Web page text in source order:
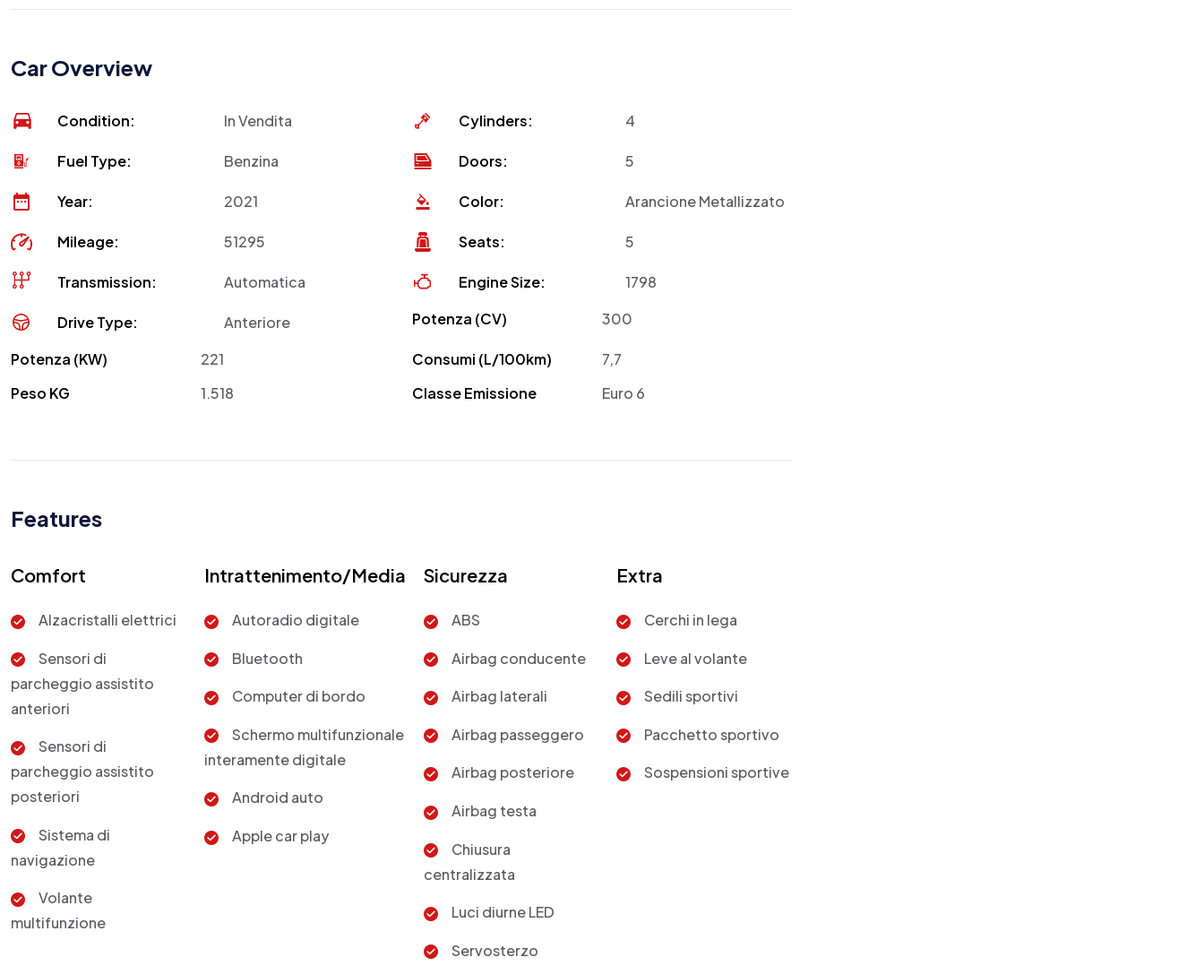
Car Overview
Condition: In Vendita Cylinders: 4
Fuel Type: Benzina Doors: 5
Year: 2021 Color: Arancione Metallizzato
Mileage: 51295 Seats: 5
Transmission: Automatica Engine Size: 1798
Drive Type: Anteriore Potenza (CV) 300
Potenza (KW) 221 Consumi (L/100km)
7,7
Peso KG
1.518 Classe Emissione Euro 6
Features
Comfort
Alzacristalli elettrici
Sensori di
parcheggio assistito
anteriori
Sensori di
parcheggio assistito
posteriori
Sistema di
navigazione
Volante
multifunzione
Intrattenimento/Media
Autoradio digitale
Bluetooth
Computer di bordo
Schermo multifunzionale
interamente digitale
Android auto
Apple car play
Sicurezza
ABS
Airbag conducente
Airbag laterali
Airbag passeggero
Airbag posteriore
Airbag testa
Chiusura
centralizzata
Luci diurne LED
Servosterzo
Extra
Cerchi in lega
Leve al volante
Sedili sportivi
Pacchetto sportivo
Sospensioni sportive